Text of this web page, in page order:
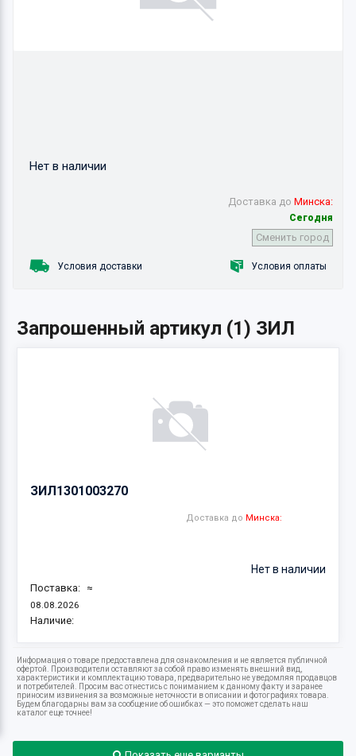
Доставка до Минска:
Сегодня
Сменить город
Нет в наличии
Условия доставки Условия оплаты
Запрошенный артикул (1) ЗИЛ
ЗИЛ1301003270
Доставка до Минска:
Нет в наличии
Поставка: ≈
08.08.2026
Наличие:
Информация о товаре предоставлена для ознакомления и не является публичной
офертой. Производители оставляют за собой право изменять внешний вид,
характеристики и комплектацию товара, предварительно не уведомляя продавцов
и потребителей. Просим вас отнестись с пониманием к данному факту и заранее
приносим извинения за возможные неточности в описании и фотографиях товара.
Будем благодарны вам за сообщение об ошибках — это поможет сделать наш
каталог еще точнее!